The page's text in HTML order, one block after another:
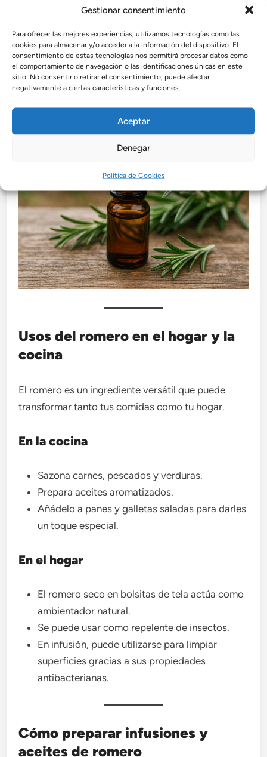
Gestionar consentimiento
Para ofrecer las mejores experiencias, utilizamos tecnologías como las
cookies para almacenar y/o acceder a la información del dispositivo. El
consentimiento de estas tecnologías nos permitirá procesar datos como
el comportamiento de navegación o las identificaciones únicas en este
sitio. No consentir o retirar el consentimiento, puede afectar
negativamente a ciertas características y funciones.
Aceptar
Denegar
Política de Cookies
3. Aromaterapia
El aceite esencial de romero, utilizado en difusores,
crea un ambiente relajante y revitalizante.
Usos del romero en el hogar y la
cocina
El romero es un ingrediente versátil que puede
transformar tanto tus comidas como tu hogar.
En la cocina
Sazona carnes, pescados y verduras.
Prepara aceites aromatizados.
Añádelo a panes y galletas saladas para darles
un toque especial.
En el hogar
El romero seco en bolsitas de tela actúa como
ambientador natural.
Se puede usar como repelente de insectos.
En infusión, puede utilizarse para limpiar
superficies gracias a sus propiedades
antibacterianas.
Cómo preparar infusiones y
aceites de romero